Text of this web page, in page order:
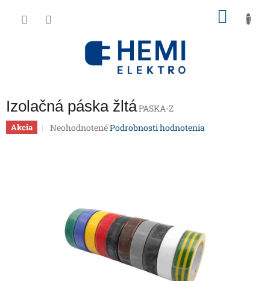
Izolačná páska žltáPASKA-Z
Akcia
Priemerné
hviezdičiek.
NeohodnotenéPodrobnosti hodnotenia